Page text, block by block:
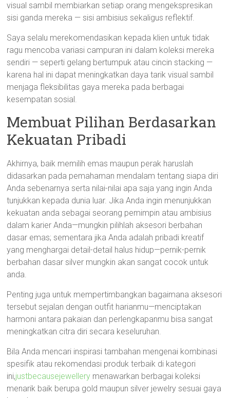
visual sambil membiarkan setiap orang mengekspresikan
sisi ganda mereka — sisi ambisius sekaligus reflektif.
Saya selalu merekomendasikan kepada klien untuk tidak
ragu mencoba variasi campuran ini dalam koleksi mereka
sendiri — seperti gelang bertumpuk atau cincin stacking —
karena hal ini dapat meningkatkan daya tarik visual sambil
menjaga fleksibilitas gaya mereka pada berbagai
kesempatan sosial.
Membuat Pilihan Berdasarkan
Kekuatan Pribadi
Akhirnya, baik memilih emas maupun perak haruslah
didasarkan pada pemahaman mendalam tentang siapa diri
Anda sebenarnya serta nilai-nilai apa saja yang ingin Anda
tunjukkan kepada dunia luar. Jika Anda ingin menunjukkan
kekuatan anda sebagai seorang pemimpin atau ambisius
dalam karier Anda—mungkin pilihlah aksesori berbahan
dasar emas; sementara jika Anda adalah pribadi kreatif
yang menghargai detail-detail halus hidup—pernik-pernik
berbahan dasar silver mungkin akan sangat cocok untuk
anda.
Penting juga untuk mempertimbangkan bagaimana aksesori
tersebut sejalan dengan outfit harianmu—menciptakan
harmoni antara pakaian dan perlengkapanmu bisa sangat
meningkatkan citra diri secara keseluruhan.
Bila Anda mencari inspirasi tambahan mengenai kombinasi
spesifik atau rekomendasi produk terbaik di kategori
ini,justbecausejewellery menawarkan berbagai koleksi
menarik baik berupa gold maupun silver jewelry sesuai gaya